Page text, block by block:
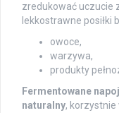
zredukować uczucie
lekkostrawne posiłki
owoce,
warzywa,
produkty
Fermentowane
naturalny, korzystnie